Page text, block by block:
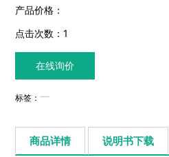
产品价格：
点击次数：1
在线询价
标签：
商品详情 说明书下载